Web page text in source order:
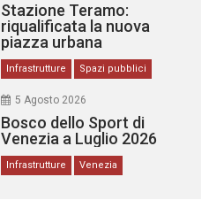
Stazione Teramo:
riqualificata la nuova
piazza urbana
Infrastrutture Spazi pubblici
5 Agosto 2026
Bosco dello Sport di
Venezia a Luglio 2026
Infrastrutture Venezia